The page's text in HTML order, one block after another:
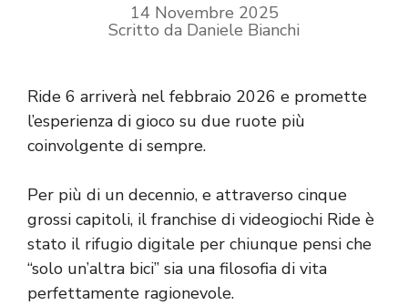
14 Novembre 2025
Scritto da Daniele Bianchi
Ride 6 arriverà nel febbraio 2026 e promette
l’esperienza di gioco su due ruote più
coinvolgente di sempre.
Per più di un decennio, e attraverso cinque
grossi capitoli, il franchise di videogiochi Ride è
stato il rifugio digitale per chiunque pensi che
“solo un’altra bici” sia una filosofia di vita
perfettamente ragionevole.